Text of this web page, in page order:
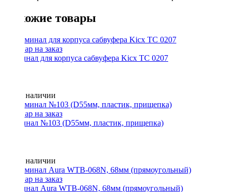
Похожие товары
Терминал для корпуса сабвуфера Kicx TC 0207
Нет в наличии
Терминал №103 (D55мм, пластик, прищепка)
Нет в наличии
Терминал Aura WTB-068N, 68мм (прямоугольный)